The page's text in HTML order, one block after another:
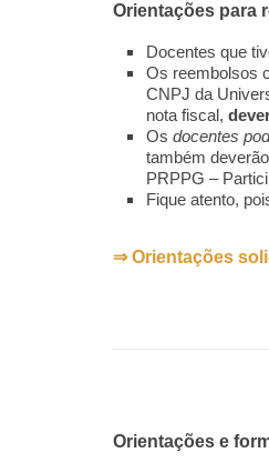
Orientações para
Docentes que
Os reembolsos
CNPJ da
nota fiscal,
Os docentes
também
PRPPG –
Fique atento,
⇒ Orientações
Orientações e